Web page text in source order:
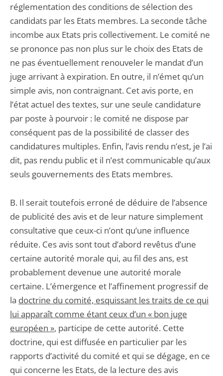
réglementation des conditions de sélection des
candidats par les Etats membres. La seconde tâche
incombe aux Etats pris collectivement. Le comité ne
se prononce pas non plus sur le choix des Etats de
ne pas éventuellement renouveler le mandat d’un
juge arrivant à expiration. En outre, il n’émet qu’un
simple avis, non contraignant. Cet avis porte, en
l’état actuel des textes, sur une seule candidature
par poste à pourvoir : le comité ne dispose par
conséquent pas de la possibilité de classer des
candidatures multiples. Enfin, l’avis rendu n’est, je l’ai
dit, pas rendu public et il n’est communicable qu’aux
seuls gouvernements des Etats membres.
B. Il serait toutefois erroné de déduire de l’absence
de publicité des avis et de leur nature simplement
consultative que ceux-ci n’ont qu’une influence
réduite. Ces avis sont tout d’abord revêtus d’une
certaine autorité morale qui, au fil des ans, est
probablement devenue une autorité morale
certaine. L’émergence et l’affinement progressif de
la doctrine du comité, esquissant les traits de ce qui
lui apparaît comme étant ceux d’un « bon juge
européen », participe de cette autorité. Cette
doctrine, qui est diffusée en particulier par les
rapports d’activité du comité et qui se dégage, en ce
qui concerne les Etats, de la lecture des avis